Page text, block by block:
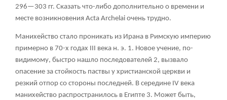
296—303 гг. Сказать что-либо дополнительно о времени и
месте возникновения Acta Archelai очень трудно.
Манихейство стало проникать из Ирана в Римскую империю
примерно в 70-х годах III века н. э. 1. Новое учение, по-
видимому, быстро нашло последователей 2, вызвало
опасение за стойкость паствы у христианской церкви и
резкий отпор со стороны последней. В середине IV века
манихейство распространилось в Египте 3. Может быть,